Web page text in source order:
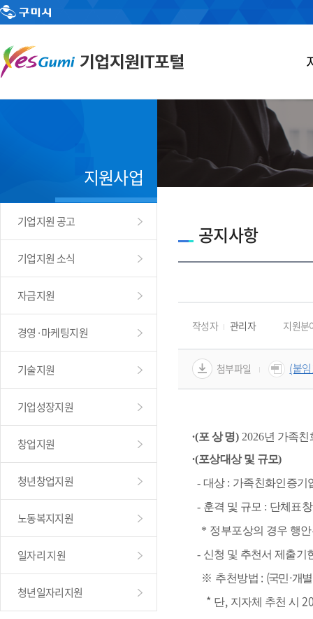
지원사업
기업지원 공고
기업지원 소식
자금지원
경영·마케팅지원
기술지원
기업성장지원
창업지원
청년창업지원
노동복지지원
일자리 지원
청년일자리지원
공지사항
작성자 관리자 지원분
첨부파일 (붙
∙(포 상 명) 2026년 가족친
∙(포상대상 및 규모)
- 대상 : 가족친화인증기
- 훈격 및 규모 : 단체표
* 정부포상의 경우 행
- 신청 및 추천서 제출기
※ 추천방법 : (국민 ·개
* 단, 지자체 추천 시